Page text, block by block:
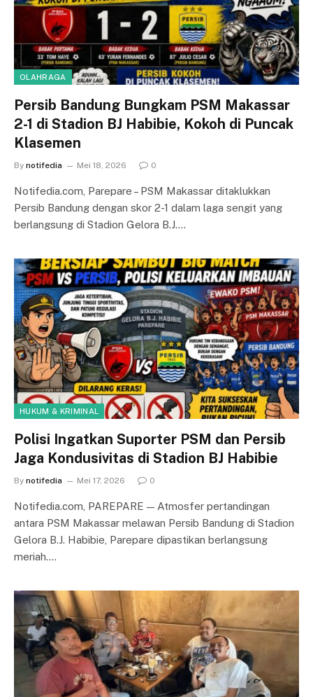
OLAHRAGA
Persib Bandung Bungkam PSM Makassar
2-1 di Stadion BJ Habibie, Kokoh di Puncak
Klasemen
By notifedia Mei 18, 2026 0
Notifedia.com, Parepare – PSM Makassar ditaklukkan
Persib Bandung dengan skor 2-1 dalam laga sengit yang
berlangsung di Stadion Gelora B.J.…
HUKUM & KRIMINAL
Polisi Ingatkan Suporter PSM dan Persib
Jaga Kondusivitas di Stadion BJ Habibie
By notifedia Mei 17, 2026 0
Notifedia.com, PAREPARE — Atmosfer pertandingan
antara PSM Makassar melawan Persib Bandung di Stadion
Gelora B.J. Habibie, Parepare dipastikan berlangsung
meriah.…